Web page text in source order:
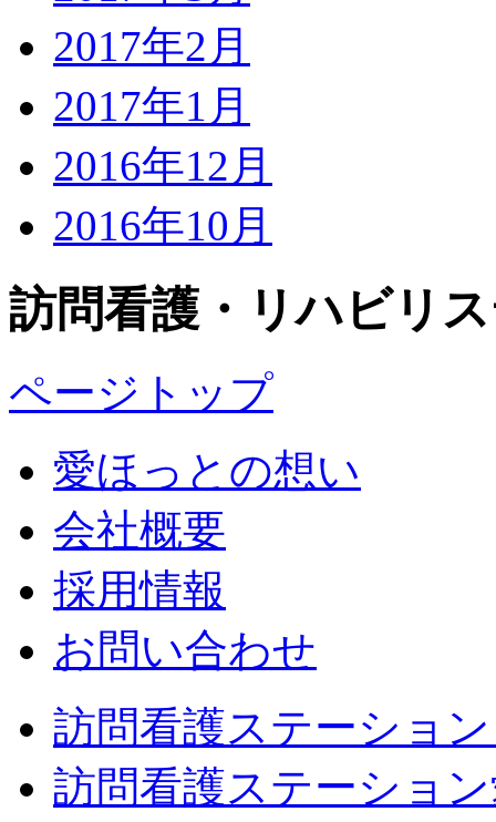
2017年2月
2017年1月
2016年12月
2016年10月
訪問看護・リハビリ
ページトップ
愛ほっとの想い
会社概要
採用情報
お問い合わせ
訪問看護ステーショ
訪問看護ステーショ